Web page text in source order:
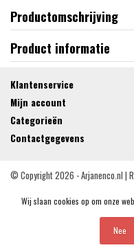
Productomschrijving
Product informatie
Klantenservice
Mijn account
Categorieën
Contactgegevens
© Copyright 2026 - Arjanenco.nl |
Wij slaan cookies op om onze
Nee